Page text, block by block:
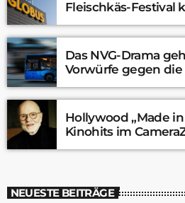
Fleischkäs-Festival
Das NVG-Drama
Vorwürfe gegen die
Hollywood „Made
Kinohits im
NEUESTE BEITRÄGE